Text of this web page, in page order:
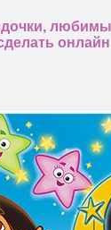
онлайн